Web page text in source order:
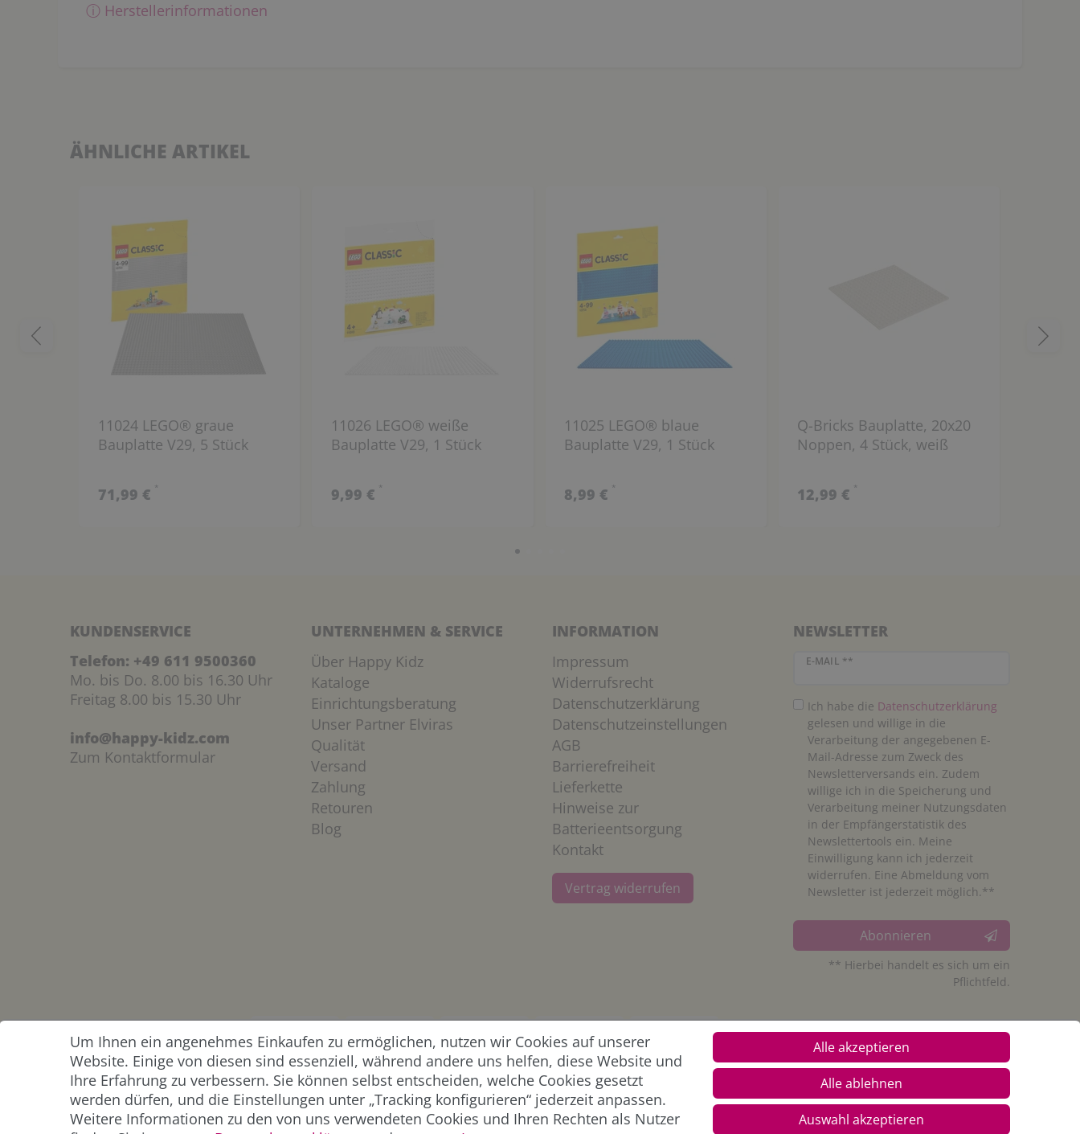
ⓘ Herstellerinformationen
ÄHNLICHE ARTIKEL
11024 LEGO® graue
Bauplatte V29, 5 Stück
71,99 € *
11026 LEGO® weiße
Bauplatte V29, 1 Stück
9,99 € *
11025 LEGO® blaue
Bauplatte V29, 1 Stück
8,99 € *
Q-Bricks Bauplatte, 20x20
Noppen, 4 Stück, weiß
12,99 € *
KUNDENSERVICE
Telefon: +49 611 9500360
Mo. bis Do. 8.00 bis 16.30 Uhr
Freitag 8.00 bis 15.30 Uhr
info@happy-kidz.com
Zum Kontaktformular
UNTERNEHMEN & SERVICE
Über Happy Kidz
Kataloge
Einrichtungsberatung
Unser Partner Elviras
Qualität
Versand
Zahlung
Retouren
Blog
INFORMATION
Impressum
Widerrufsrecht
Datenschutzerklärung
Datenschutzeinstellungen
AGB
Barrierefreiheit
Lieferkette
Hinweise zur
Batterieentsorgung
Kontakt
Vertrag widerrufen
NEWSLETTER
E-MAIL **
Newsletter Honig
Ich habe die Daten­schutz­erklärung
gelesen und willige in die
Verarbeitung der angegebenen E-
Mail-Adresse zum Zweck des
Newsletterversands ein. Zudem
willige ich in die Speicherung und
Verarbeitung meiner Nutzungsdaten
in der Empfängerstatistik des
Newslettertools ein. Meine
Einwilligung kann ich jederzeit
widerrufen. Eine Abmeldung vom
Newsletter ist jederzeit möglich.**
Abonnieren
** Hierbei handelt es sich um ein
Pflichtfeld.
ZAHLUNG &
VERSAND
Um Ihnen ein angenehmes Einkaufen zu ermöglichen, nutzen wir Cookies auf unserer
Website. Einige von diesen sind essenziell, während andere uns helfen, diese Website und
Ihre Erfahrung zu verbessern. Sie können selbst entscheiden, welche Cookies gesetzt
werden dürfen, und die Einstellungen unter „Tracking konfigurieren“ jederzeit anpassen.
Weitere Informationen zu den von uns verwendeten Cookies und Ihren Rechten als Nutzer
Alle akzeptieren
Alle ablehnen
Auswahl akzeptieren